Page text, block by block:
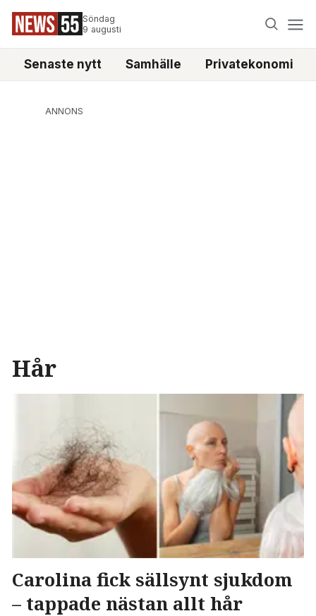
Söndag
9 augusti
Senaste nytt Samhälle Privatekonomi
ANNONS
Hår
Carolina fick sällsynt sjukdom
– tappade nästan allt hår